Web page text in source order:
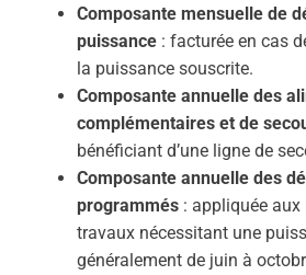
Composante mensuelle de
puissance : facturée en cas
la puissance souscrite.
Composante annuelle des
complémentaires et de
bénéficiant d’une ligne de
Composante annuelle des
programmés : appliquée
travaux nécessitant une
généralement de juin à